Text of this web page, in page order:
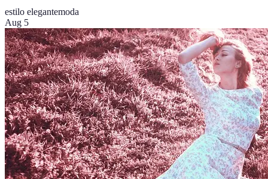
estilo elegantemoda
Aug 5